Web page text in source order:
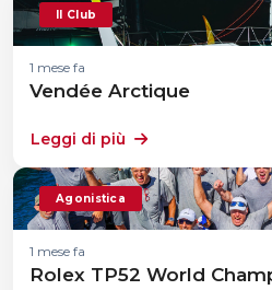
Il Club
1 mese fa
Vendée Arctique
Leggi di più
Agonistica
1 mese fa
Rolex TP52 World